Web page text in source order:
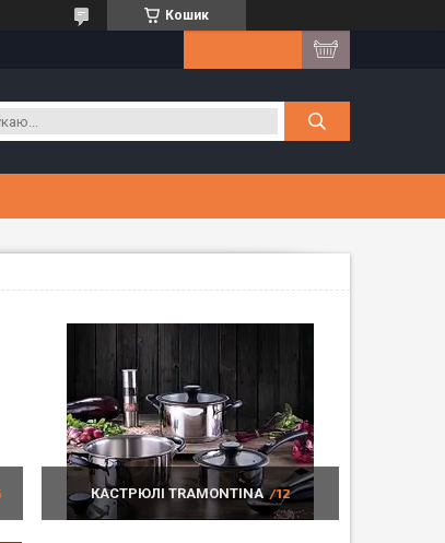
Кошик
КАСТРЮЛІ TRAMONTINA 12